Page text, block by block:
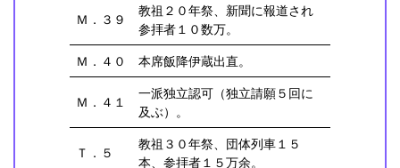
Ｍ．３９
教祖２０年祭、新聞に報道され
参拝者１０数万。
Ｍ．４０
本席飯降伊蔵出直。
Ｍ．４１
一派独立認可（独立請願５回に
及ぶ）。
Ｔ．５
教祖３０年祭、団体列車１５
本、参拝者１５万余。